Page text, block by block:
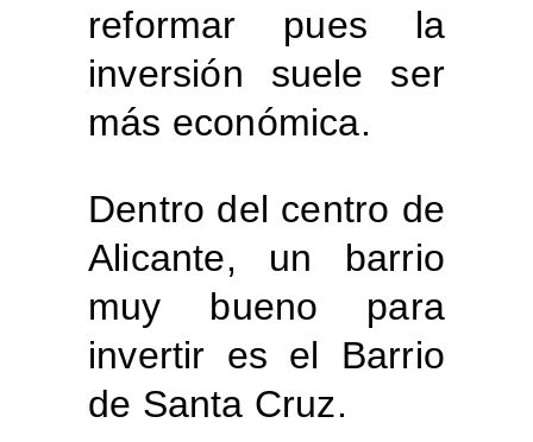
reformar pues la
inversión suele ser
más económica.
Dentro del centro de
Alicante, un barrio
muy bueno para
invertir es el Barrio
de Santa Cruz.